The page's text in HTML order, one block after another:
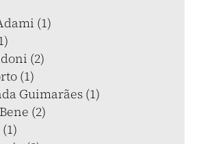
(1)
(2)
(1)
Guimarães (1)
(2)